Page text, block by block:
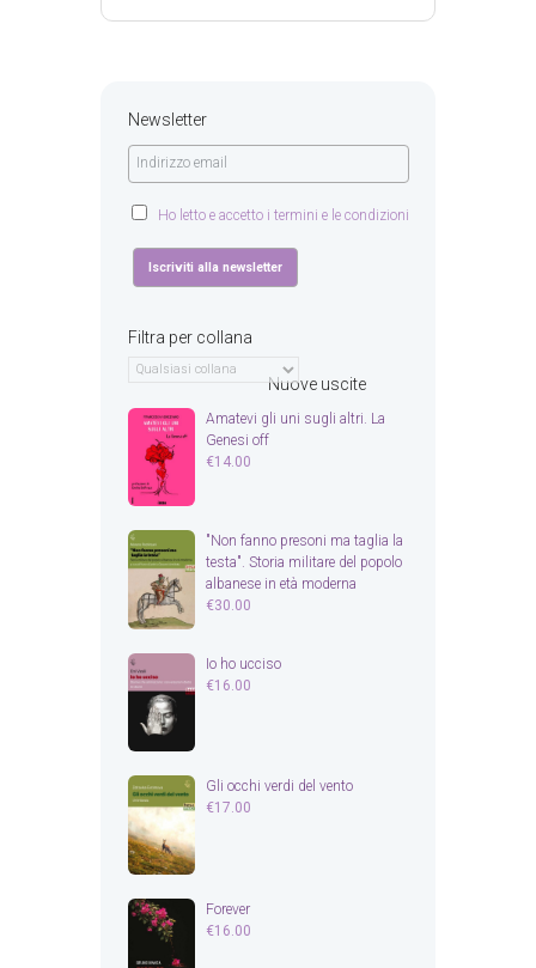
Newsletter
Ho letto e accetto i termini e le condizioni
Filtra per collana
Nuove uscite
Amatevi gli uni sugli altri. La
Genesi off
€14.00
"Non fanno presoni ma taglia la
testa". Storia militare del popolo
albanese in età moderna
€30.00
Io ho ucciso
€16.00
Gli occhi verdi del vento
€17.00
Forever
€16.00